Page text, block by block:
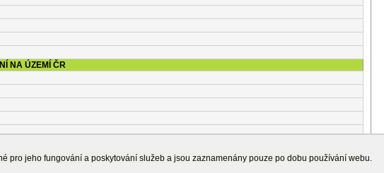
NA ÚZEMÍ ČR
pro jeho fungování a poskytování služeb a jsou zaznamenány pouze po dobu používání webu.